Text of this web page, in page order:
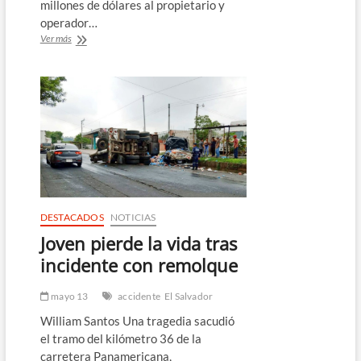
millones de dólares al propietario y
operador…
Ver másEEUU
dueño
de
carguero
que
destruyó
puente
de
Baltimore
DESTACADOS NOTICIAS
Joven pierde la vida tras
incidente con remolque
mayo 13 accidente El Salvador
William Santos Una tragedia sacudió
el tramo del kilómetro 36 de la
carretera Panamericana,